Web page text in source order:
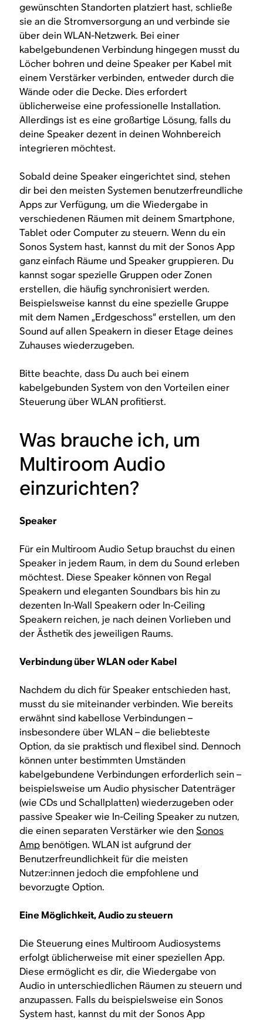
gewünschten Standorten platziert hast, schließe
sie an die Stromversorgung an und verbinde sie
über dein WLAN-Netzwerk. Bei einer
kabelgebundenen Verbindung hingegen musst du
Löcher bohren und deine Speaker per Kabel mit
einem Verstärker verbinden, entweder durch die
Wände oder die Decke. Dies erfordert
üblicherweise eine professionelle Installation.
Allerdings ist es eine großartige Lösung, falls du
deine Speaker dezent in deinen Wohnbereich
integrieren möchtest.
Sobald deine Speaker eingerichtet sind, stehen
dir bei den meisten Systemen benutzerfreundliche
Apps zur Verfügung, um die Wiedergabe in
verschiedenen Räumen mit deinem Smartphone,
Tablet oder Computer zu steuern. Wenn du ein
Sonos System hast, kannst du mit der Sonos App
ganz einfach Räume und Speaker gruppieren. Du
kannst sogar spezielle Gruppen oder Zonen
erstellen, die häufig synchronisiert werden.
Beispielsweise kannst du eine spezielle Gruppe
mit dem Namen „Erdgeschoss“ erstellen, um den
Sound auf allen Speakern in dieser Etage deines
Zuhauses wiederzugeben.
Bitte beachte, dass Du auch bei einem
kabelgebunden System von den Vorteilen einer
Steuerung über WLAN profitierst.
Was brauche ich, um
Multiroom Audio
einzurichten?
Speaker
Für ein Multiroom Audio Setup brauchst du einen
Speaker in jedem Raum, in dem du Sound erleben
möchtest. Diese Speaker können von Regal
Speakern und eleganten Soundbars bis hin zu
dezenten In-Wall Speakern oder In-Ceiling
Speakern reichen, je nach deinen Vorlieben und
der Ästhetik des jeweiligen Raums.
Verbindung über WLAN oder Kabel
Nachdem du dich für Speaker entschieden hast,
musst du sie miteinander verbinden. Wie bereits
erwähnt sind kabellose Verbindungen –
insbesondere über WLAN – die beliebteste
Option, da sie praktisch und flexibel sind. Dennoch
können unter bestimmten Umständen
kabelgebundene Verbindungen erforderlich sein –
beispielsweise um Audio physischer Datenträger
(wie CDs und Schallplatten) wiederzugeben oder
passive Speaker wie In-Ceiling Speaker zu nutzen,
die einen separaten Verstärker wie denSonos
Amp benötigen. WLAN ist aufgrund der
Benutzerfreundlichkeit für die meisten
Nutzer:innen jedoch die empfohlene und
bevorzugte Option.
Eine Möglichkeit, Audio zu steuern
Die Steuerung eines Multiroom Audiosystems
erfolgt üblicherweise mit einer speziellen App.
Diese ermöglicht es dir, die Wiedergabe von
Audio in unterschiedlichen Räumen zu steuern und
anzupassen. Falls du beispielsweise ein Sonos
System hast, kannst du mit der Sonos App